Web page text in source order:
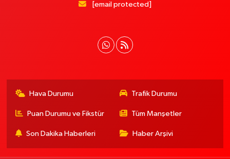
[email protected]
Hava Durumu Trafik Durumu
Puan Durumu ve Fikstür Tüm Manşetler
Son Dakika Haberleri Haber Arşivi